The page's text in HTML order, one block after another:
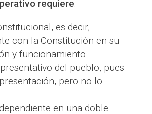
requiere:
es decir,
con la Constitución en su
y funcionamiento.
del pueblo, pues
pero no lo
en una doble